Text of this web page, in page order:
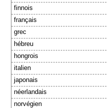
finnois
français
grec
hébreu
hongrois
italien
japonais
néerlandais
norvégien